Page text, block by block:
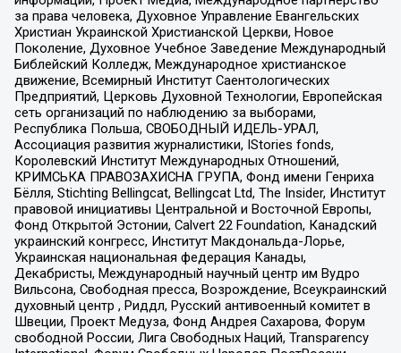
за права человека, Духовное Управление Евангельских
Христиан Украинской Христианской Церкви, Новое
Поколение, Духовное Учебное Заведение Международный
Библейский Колледж, Международное христианское
движение, Всемирный Институт Саентологических
Предприятий, Церковь Духовной Технологии, Европейская
сеть организаций по наблюдению за выборами,
Республика Польша, СВОБОДНЫЙ ИДЕЛЬ-УРАЛ,
Ассоциация развития журналистики, IStories fonds,
Королевский Институт Международных Отношений,
КРИМСЬКА ПРАВОЗАХИСНА ГРУПА, Фонд имени Генриха
Бёлля, Stichting Bellingcat, Bellingcat Ltd, The Insider, Институт
правовой инициативы Центральной и Восточной Европы,
Фонд Открытой Эстонии, Calvert 22 Foundation, Канадский
украинский конгресс, Институт Макдональда-Лорье,
Украинская национальная федерация Канады,
Декабристы, Международный научный центр им Вудро
Вильсона, Свободная пресса, Возрождение, Всеукраинский
духовный центр , Риддл, Русский антивоенный комитет в
Швеции, Проект Медуза, Фонд Андрея Сахарова, Форум
свободной России, Лига Свободных Наций, Transparеncy